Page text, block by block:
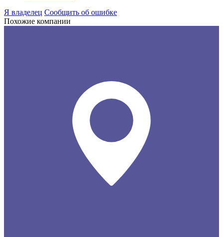
Я владелец Сообщить об ошибке
Похожие компании